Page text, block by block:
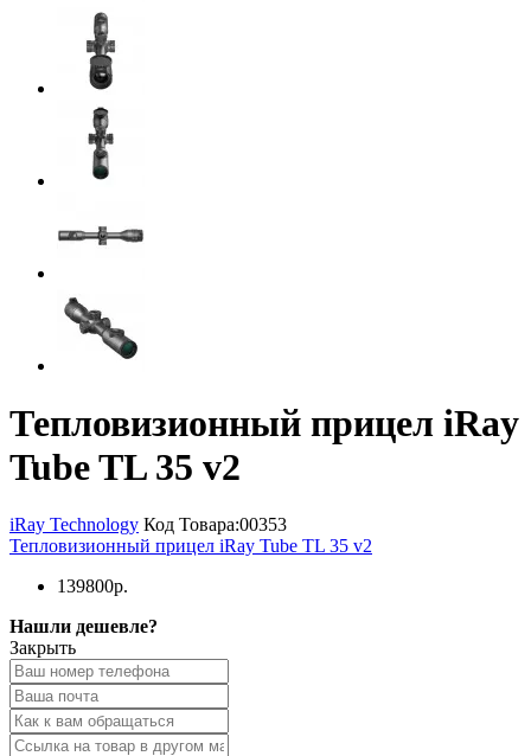
Тепловизионный прицел iRay
Tube TL 35 v2
iRay Technology Код Товара:00353
Тепловизионный прицел iRay Tube TL 35 v2
139800р.
Нашли дешевле?
Закрыть